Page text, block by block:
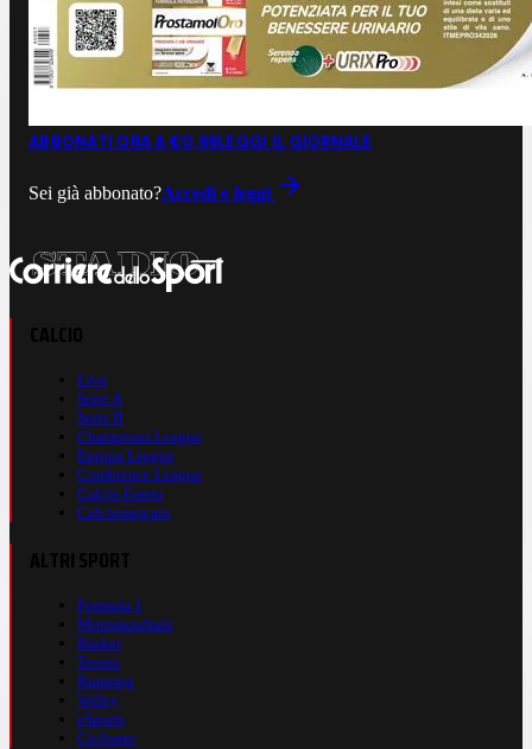
ABBONATI ORA A €0,99LEGGI IL GIORNALE
Sei già abbonato?Accedi e leggi
Live
Serie A
Serie B
Champions League
Europa League
Conference League
Calcio Estero
Calciomercato
Formula 1
Motomondiale
Basket
Tennis
Running
Volley
eSports
Ciclismo